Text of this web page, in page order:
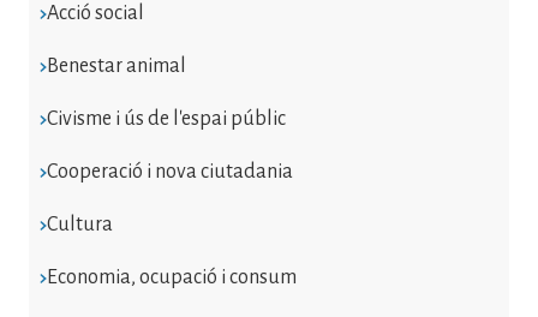
Acció social
Benestar animal
Civisme i ús de l'espai públic
Cooperació i nova ciutadania
Cultura
Economia, ocupació i consum